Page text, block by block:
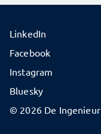
© 2026 De Ingenieur
LinkedIn
Facebook
Instagram
Bluesky